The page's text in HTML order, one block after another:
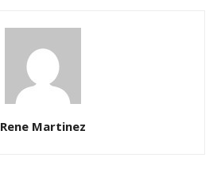
Rene Martinez